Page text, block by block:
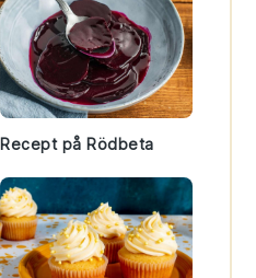
Recept på Rödbeta